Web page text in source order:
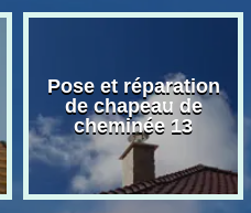
Pose et réparation
de chapeau de
cheminée 13